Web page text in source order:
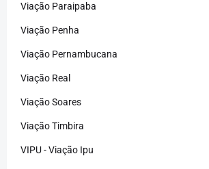
Viação Paraipaba
Viação Penha
Viação Pernambucana
Viação Real
Viação Soares
Viação Timbira
VIPU - Viação Ipu